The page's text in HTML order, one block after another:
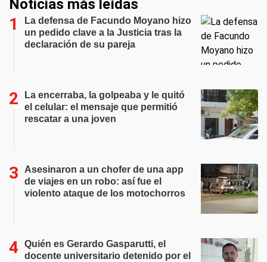
Noticias más leídas
La defensa de Facundo Moyano hizo
un pedido clave a la Justicia tras la
declaración de su pareja
La encerraba, la golpeaba y le quitó
el celular: el mensaje que permitió
rescatar a una joven
Asesinaron a un chofer de una app
de viajes en un robo: así fue el
violento ataque de los motochorros
Quién es Gerardo Gasparutti, el
docente universitario detenido por el